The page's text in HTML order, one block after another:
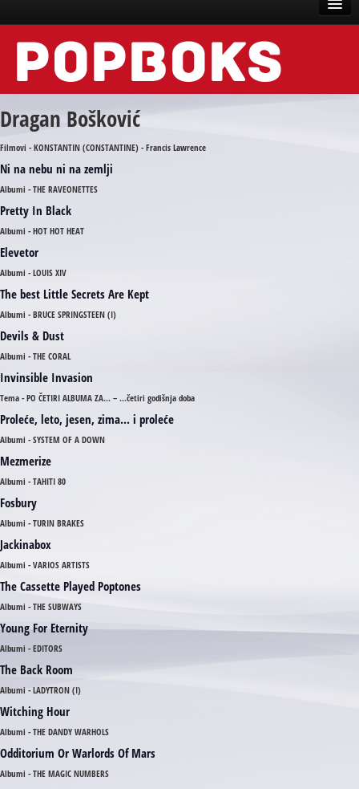
Vesti
Događaji
Recenzije
Tekstovi
Top liste
Scena
Arhive
Dragan Bošković
Filmovi - KONSTANTIN (CONSTANTINE) - Francis Lawrence
Ni na nebu ni na zemlji
Albumi - THE RAVEONETTES
Pretty In Black
Albumi - HOT HOT HEAT
Elevetor
Albumi - LOUIS XIV
The best Little Secrets Are Kept
Albumi - BRUCE SPRINGSTEEN (I)
Devils & Dust
Albumi - THE CORAL
Invinsible Invasion
Tema - PO ČETIRI ALBUMA ZA... – ...četiri godišnja doba
Proleće, leto, jesen, zima... i proleće
Albumi - SYSTEM OF A DOWN
Mezmerize
Albumi - TAHITI 80
Fosbury
Albumi - TURIN BRAKES
Jackinabox
Albumi - VARIOS ARTISTS
The Cassette Played Poptones
Albumi - THE SUBWAYS
Young For Eternity
Albumi - EDITORS
The Back Room
Albumi - LADYTRON (I)
Witching Hour
Albumi - THE DANDY WARHOLS
Odditorium Or Warlords Of Mars
Albumi - THE MAGIC NUMBERS